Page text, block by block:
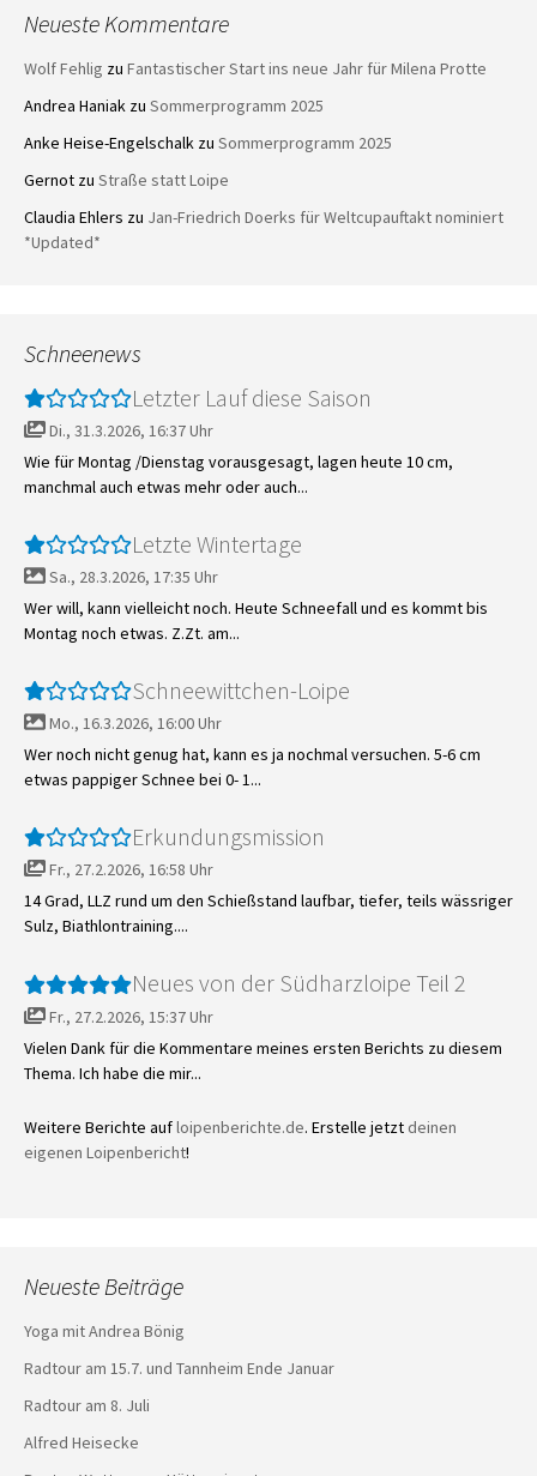
Neueste Kommentare
Wolf Fehlig zu Fantastischer Start ins neue Jahr für Milena Protte
Andrea Haniak zu Sommerprogramm 2025
Anke Heise-Engelschalk zu Sommerprogramm 2025
Gernot zu Straße statt Loipe
Claudia Ehlers zu Jan-Friedrich Doerks für Weltcupauftakt nominiert
*Updated*
Schneenews
Letzter Lauf diese Saison
Di., 31.3.2026, 16:37 Uhr
Wie für Montag /Dienstag vorausgesagt, lagen heute 10 cm,
manchmal auch etwas mehr oder auch...
Letzte Wintertage
Sa., 28.3.2026, 17:35 Uhr
Wer will, kann vielleicht noch. Heute Schneefall und es kommt bis
Montag noch etwas. Z.Zt. am...
Schneewittchen-Loipe
Mo., 16.3.2026, 16:00 Uhr
Wer noch nicht genug hat, kann es ja nochmal versuchen. 5-6 cm
etwas pappiger Schnee bei 0- 1...
Erkundungsmission
Fr., 27.2.2026, 16:58 Uhr
14 Grad, LLZ rund um den Schießstand laufbar, tiefer, teils wässriger
Sulz, Biathlontraining....
Neues von der Südharzloipe Teil 2
Fr., 27.2.2026, 15:37 Uhr
Vielen Dank für die Kommentare meines ersten Berichts zu diesem
Thema. Ich habe die mir...
Weitere Berichte aufloipenberichte.de. Erstelle jetzt deinen
eigenen Loipenbericht!
Neueste Beiträge
Yoga mit Andrea Bönig
Radtour am 15.7. und Tannheim Ende Januar
Radtour am 8. Juli
Alfred Heisecke